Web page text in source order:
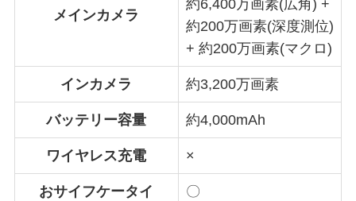
メインカメラ
約6,400万画素(広角) +
約200万画素(深度測位)
+ 約200万画素(マクロ)
インカメラ 約3,200万画素
バッテリー容量 約4,000mAh
ワイヤレス充電 ×
おサイフケータイ 〇